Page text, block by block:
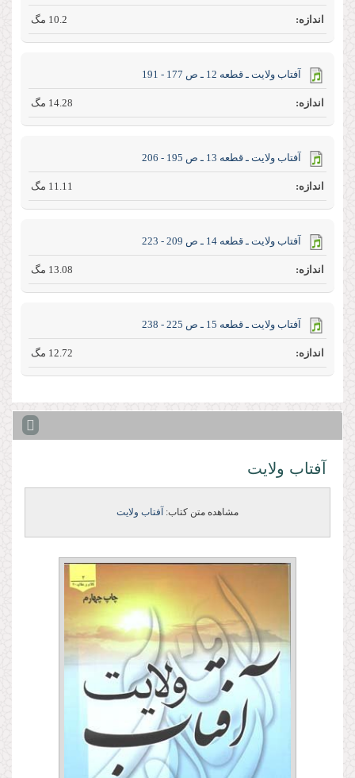
10.2 مگ
آفتاب ولايت ـ قطعه 12 ـ ص 177 - 191
14.28 مگ
آفتاب ولايت ـ قطعه 13 ـ ص 195 - 206
11.11 مگ
آفتاب ولايت ـ قطعه 14 ـ ص 209 - 223
13.08 مگ
آفتاب ولايت ـ قطعه 15 ـ ص 225 - 238
12.72 مگ
آفتاب ولایت‏
مشاهده متن کتاب: آفتاب ولایت‏